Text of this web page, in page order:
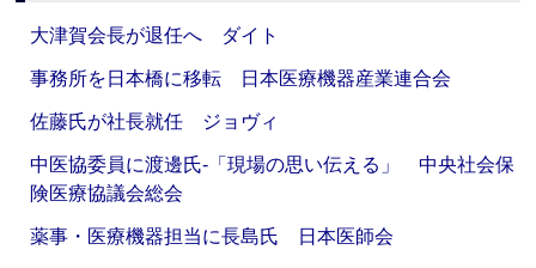
大津賀会長が退任へ ダイト
事務所を日本橋に移転 日本医療機器産業連合会
佐藤氏が社長就任 ジョヴィ
中医協委員に渡邊氏‐「現場の思い伝える」 中央社会保
険医療協議会総会
薬事・医療機器担当に長島氏 日本医師会